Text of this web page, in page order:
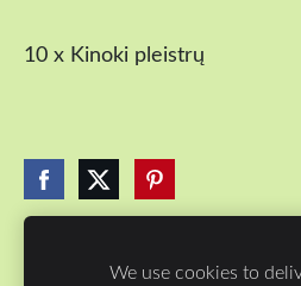
10 x Kinoki pleistrų
We use cookies to